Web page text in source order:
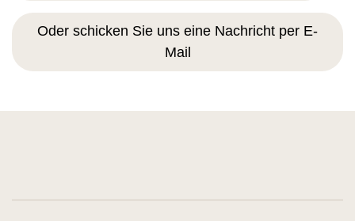
Oder schicken Sie uns eine Nachricht per E-
Mail